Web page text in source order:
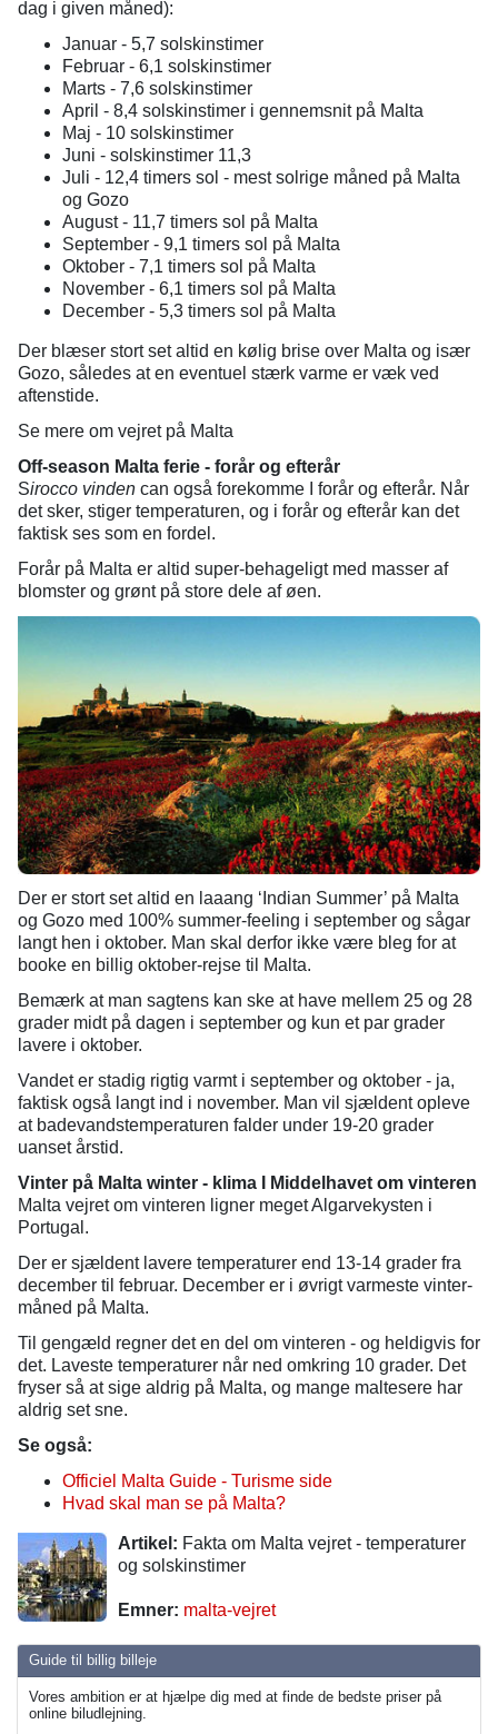
Guide til billig billeje
Vores ambition er at hjælpe dig med at finde de bedste priser på
online biludlejning.
dag i given måned):
Januar - 5,7 solskinstimer
Februar - 6,1 solskinstimer
Marts - 7,6 solskinstimer
April - 8,4 solskinstimer i gennemsnit på Malta
Maj - 10 solskinstimer
Juni - solskinstimer 11,3
Juli - 12,4 timers sol - mest solrige måned på Malta
og Gozo
August - 11,7 timers sol på Malta
September - 9,1 timers sol på Malta
Oktober - 7,1 timers sol på Malta
November - 6,1 timers sol på Malta
December - 5,3 timers sol på Malta
Der blæser stort set altid en kølig brise over Malta og især
Gozo, således at en eventuel stærk varme er væk ved
aftenstide.
Se mere om vejret på Malta
Off-season Malta ferie - forår og efterår
Sirocco vinden can også forekomme I forår og efterår. Når
det sker, stiger temperaturen, og i forår og efterår kan det
faktisk ses som en fordel.
Forår på Malta er altid super-behageligt med masser af
blomster og grønt på store dele af øen.
Der er stort set altid en laaang ‘Indian Summer’ på Malta
og Gozo med 100% summer-feeling i september og sågar
langt hen i oktober. Man skal derfor ikke være bleg for at
booke en billig oktober-rejse til Malta.
Bemærk at man sagtens kan ske at have mellem 25 og 28
grader midt på dagen i september og kun et par grader
lavere i oktober.
Vandet er stadig rigtig varmt i september og oktober - ja,
faktisk også langt ind i november. Man vil sjældent opleve
at badevandstemperaturen falder under 19-20 grader
uanset årstid.
Vinter på Malta winter - klima I Middelhavet om vinteren
Malta vejret om vinteren ligner meget Algarvekysten i
Portugal.
Der er sjældent lavere temperaturer end 13-14 grader fra
december til februar. December er i øvrigt varmeste vinter-
måned på Malta.
Til gengæld regner det en del om vinteren - og heldigvis for
det. Laveste temperaturer når ned omkring 10 grader. Det
fryser så at sige aldrig på Malta, og mange maltesere har
aldrig set sne.
Se også:
Officiel Malta Guide - Turisme side
Hvad skal man se på Malta?
Artikel: Fakta om Malta vejret - temperaturer
og solskinstimer
Emner: malta-vejret